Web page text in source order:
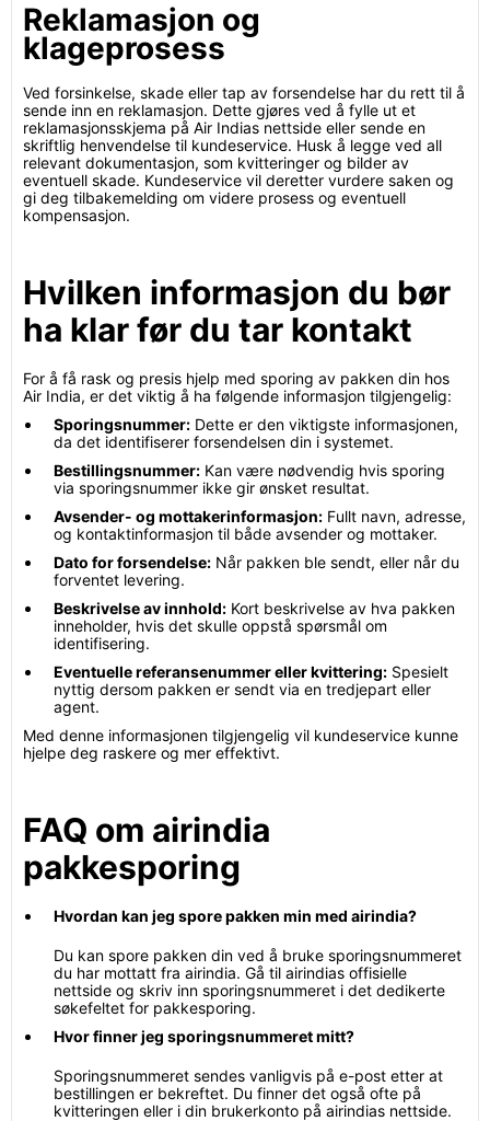
Reklamasjon og
klageprosess
Ved forsinkelse, skade eller tap av forsendelse har du rett til å
sende inn en reklamasjon. Dette gjøres ved å fylle ut et
reklamasjonsskjema på Air Indias nettside eller sende en
skriftlig henvendelse til kundeservice. Husk å legge ved all
relevant dokumentasjon, som kvitteringer og bilder av
eventuell skade. Kundeservice vil deretter vurdere saken og
gi deg tilbakemelding om videre prosess og eventuell
kompensasjon.
Hvilken informasjon du bør
ha klar før du tar kontakt
For å få rask og presis hjelp med sporing av pakken din hos
Air India, er det viktig å ha følgende informasjon tilgjengelig:
Sporingsnummer: Dette er den viktigste informasjonen,
da det identifiserer forsendelsen din i systemet.
Bestillingsnummer: Kan være nødvendig hvis sporing
via sporingsnummer ikke gir ønsket resultat.
Avsender- og mottakerinformasjon: Fullt navn, adresse,
og kontaktinformasjon til både avsender og mottaker.
Dato for forsendelse: Når pakken ble sendt, eller når du
forventet levering.
Beskrivelse av innhold: Kort beskrivelse av hva pakken
inneholder, hvis det skulle oppstå spørsmål om
identifisering.
Eventuelle referansenummer eller kvittering: Spesielt
nyttig dersom pakken er sendt via en tredjepart eller
agent.
Med denne informasjonen tilgjengelig vil kundeservice kunne
hjelpe deg raskere og mer effektivt.
FAQ om airindia
pakkesporing
Hvordan kan jeg spore pakken min med airindia?
Du kan spore pakken din ved å bruke sporingsnummeret
du har mottatt fra airindia. Gå til airindias offisielle
nettside og skriv inn sporingsnummeret i det dedikerte
søkefeltet for pakkesporing.
Hvor finner jeg sporingsnummeret mitt?
Sporingsnummeret sendes vanligvis på e-post etter at
bestillingen er bekreftet. Du finner det også ofte på
kvitteringen eller i din brukerkonto på airindias nettside.